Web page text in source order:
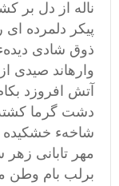
ناله از دل بر
پیکر دلمرده ای
ذوق شادی
وارهاند صیدی
آتش افروزد
دشت گرما کشته
شاخهء خشکیده
مهر تابانی
برلب بام وطن